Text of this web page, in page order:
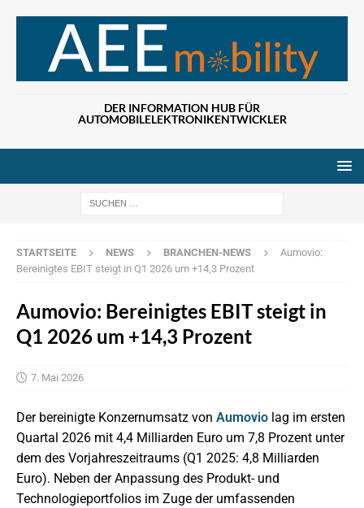
DER INFORMATION HUB FÜR
AUTOMOBILELEKTRONIKENTWICKLER
STARTSEITE NEWS BRANCHEN-NEWS
Aumovio:
Bereinigtes EBIT steigt in Q1 2026 um +14,3 Prozent
Aumovio: Bereinigtes EBIT steigt in
Q1 2026 um +14,3 Prozent
7. Mai 2026
Der bereinigte Konzernumsatz von Aumovio lag im ersten
Quartal 2026 mit 4,4 Milliarden Euro um 7,8 Prozent unter
dem des Vorjahreszeitraums (Q1 2025: 4,8 Milliarden
Euro). Neben der Anpassung des Produkt- und
Technologieportfolios im Zuge der umfassenden